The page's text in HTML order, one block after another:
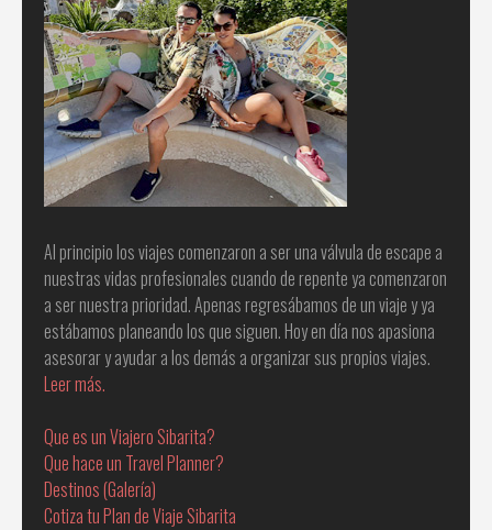
Al principio los viajes comenzaron a ser una válvula de escape a
nuestras vidas profesionales cuando de repente ya comenzaron
a ser nuestra prioridad. Apenas regresábamos de un viaje y ya
estábamos planeando los que siguen. Hoy en día nos apasiona
asesorar y ayudar a los demás a organizar sus propios viajes.
Leer más.
Que es un Viajero Sibarita?
Que hace un Travel Planner?
Destinos (Galería)
Cotiza tu Plan de Viaje Sibarita